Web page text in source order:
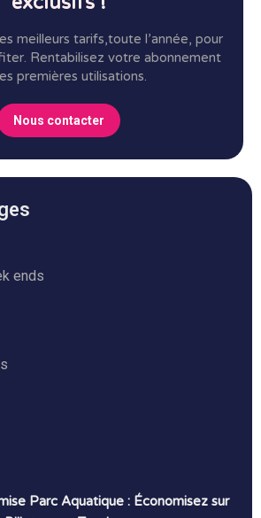
meilleurs tarifs,toute l’année, pour
Rentabilisez votre abonnement
premières utilisations.
Nous contacter
ends
Parc Aquatique : Économisez sur